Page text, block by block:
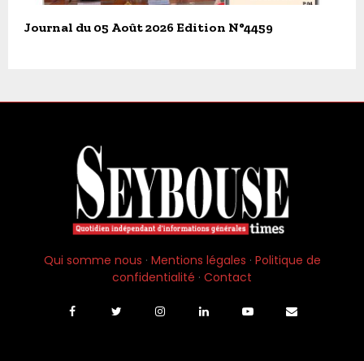
Journal du 05 Août 2026 Edition N°4459
Qui somme nous · Mentions légales · Politique de
confidentialité · Contact